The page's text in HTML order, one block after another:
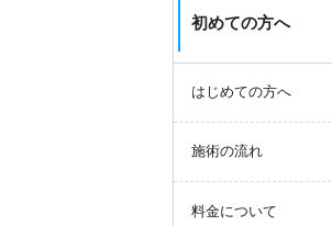
初めての方へ
はじめての方へ
施術の流れ
料金について